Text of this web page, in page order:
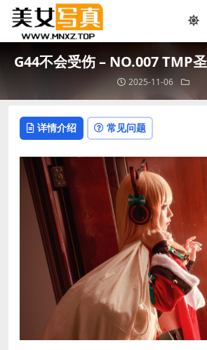
G44不会受伤 – NO.007 TMP
2025-11-06
详情介绍 常见问题